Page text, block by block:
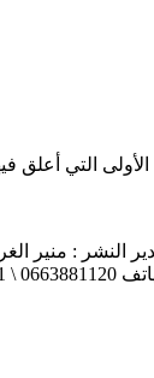
التي أعلق